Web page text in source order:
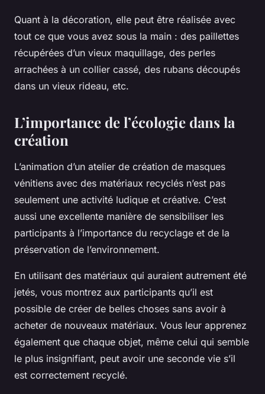
Quant à la décoration, elle peut être réalisée avec
tout ce que vous avez sous la main : des paillettes
récupérées d’un vieux maquillage, des perles
arrachées à un collier cassé, des rubans découpés
dans un vieux rideau, etc.
L’importance de l’écologie dans la
création
L’animation d’un atelier de création de masques
vénitiens avec des matériaux recyclés n’est pas
seulement une activité ludique et créative. C’est
aussi une excellente manière de sensibiliser les
participants à l’importance du recyclage et de la
préservation de l’environnement.
En utilisant des matériaux qui auraient autrement été
jetés, vous montrez aux participants qu’il est
possible de créer de belles choses sans avoir à
acheter de nouveaux matériaux. Vous leur apprenez
également que chaque objet, même celui qui semble
le plus insignifiant, peut avoir une seconde vie s’il
est correctement recyclé.